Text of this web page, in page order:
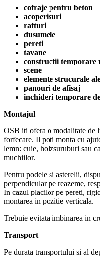
cofraje pentru beton
acoperisuri
rafturi
dusumele
pereti
tavane
constructii temporare
scene
elemente strucurale
panouri de afisaj
inchideri temporare
Montajul
OSB iti ofera o modalitate de
forfecare. Il poti monta cu
lemn: cuie, holzsuruburi sau
muchiilor.
Pentru podele si asterelii,
perpendicular pe reazeme,
In cazul placilor pe pereti,
montarea in pozitie verticala.
Trebuie evitata imbinarea in
Transport
Pe durata transportului si al